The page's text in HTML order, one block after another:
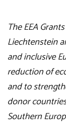
The EEA
Liechtenstein
and inclusive
reduction of
and to
donor
Southern